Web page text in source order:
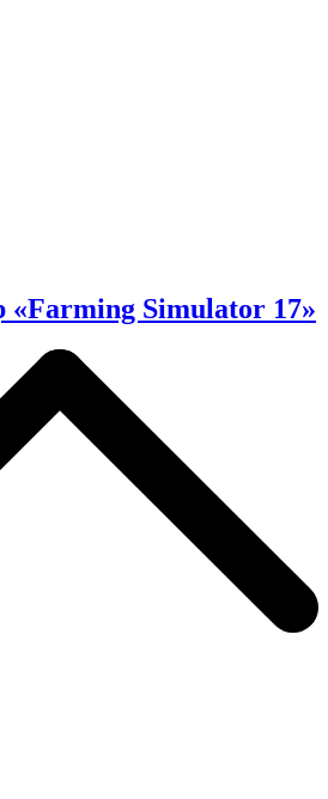
«Farming Simulator 17»